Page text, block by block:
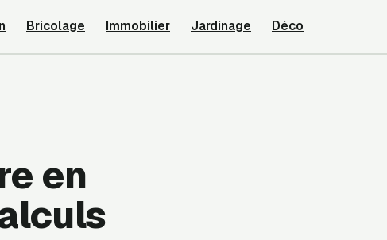
Bricolage Immobilier Jardinage Déco
en